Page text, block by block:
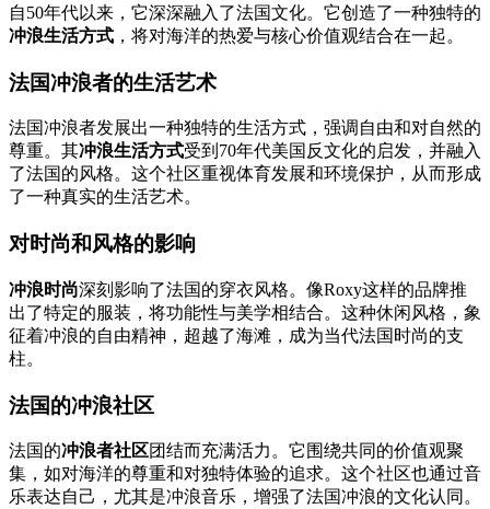
自50年代以来，它深深融入了法国文化。它创造了一种独特的
冲浪生活方式 ，将对海洋的热爱与核心价值观结合在一起。
法国冲浪者的生活艺术
法国冲浪者发展出一种独特的生活方式，强调自由和对自然的
尊重。其冲浪生活方式受到70年代美国反文化的启发，并融入
了法国的风格。这个社区重视体育发展和环境保护，从而形成
了一种真实的生活艺术。
对时尚和风格的影响
冲浪时尚深刻影响了法国的穿衣风格。像Roxy这样的品牌推
出了特定的服装，将功能性与美学相结合。这种休闲风格，象
征着冲浪的自由精神，超越了海滩，成为当代法国时尚的支
柱。
法国的冲浪社区
法国的冲浪者社区团结而充满活力。它围绕共同的价值观聚
集，如对海洋的尊重和对独特体验的追求。这个社区也通过音
乐表达自己，尤其是冲浪音乐，增强了法国冲浪的文化认同。